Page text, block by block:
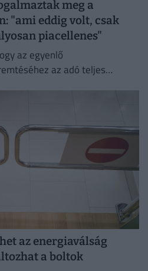
meg a
"ami eddig volt, csak
piacellenes"
az egyenlő
az adó teljes
az energiaválság
a boltok